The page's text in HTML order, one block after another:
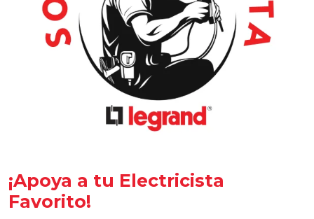
¡Apoya a tu Electricista
Favorito!